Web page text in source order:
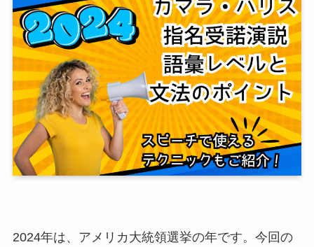
2024年は、アメリカ大統領選挙の年です。 今回の